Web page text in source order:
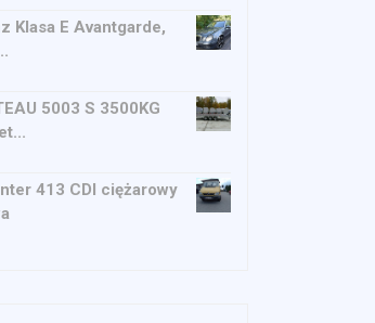
Klasa E Avantgarde,
5003 S 3500KG
413 CDI ciężarowy